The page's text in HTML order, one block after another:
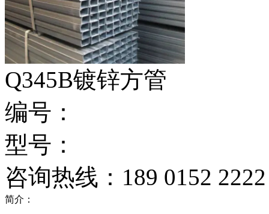
Q345B镀锌方管
编号：
型号：
咨询热线：189 0152 2222
简介：